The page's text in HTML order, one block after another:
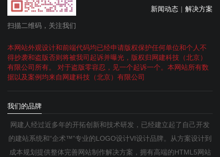
扫描二维码，关注我们
新闻动态 | 解决方案
本网站外观设计和前端代码均已经申请版权保护任何单位和个人不
得抄袭和盗版否则将被我司起诉并曝光，版权归网建科技（北京）
有限公司所有。 对于盗版零容忍，见一个起诉一个。本网站所有数
据以及案例均来自网建科技（北京）有限公司
我们的品牌
网建人经过近多年的开拓创新和技术研发，已经建立起了自己开发
的建站系统和“企术™”专业的LOGO设计VI设计品牌。从方案设计到
成本规划提供整体完善网站制作解决方案，拥有高端的HTML5网站